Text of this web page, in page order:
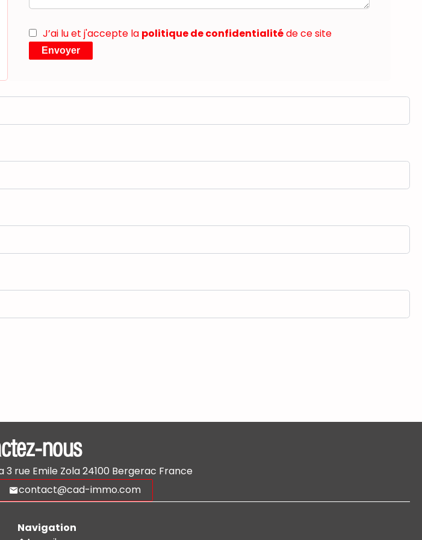
J’ai lu et j'accepte la politique de confidentialitéde ce site
Envoyer
nous
3 rue Emile Zola24100 Bergerac France
contact@cad-immo.com
Navigation